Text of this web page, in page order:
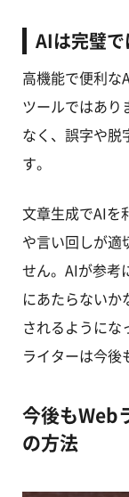
AIは完璧
高機能で便利な
ツールではあり
なく、誤字や脱
す。
文章生成でAIを
や言い回しが適
せん。AIが参考
にあたらないか
されるようにな
ライターは今後
今後もWeb
の方法